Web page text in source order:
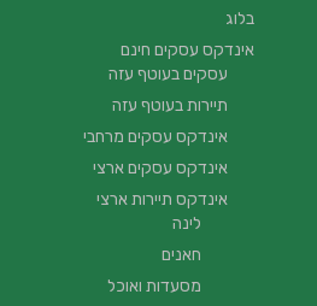
בלוג
אינדקס עסקים חינם
עסקים בעוטף עזה
תיירות בעוטף עזה
אינדקס עסקים מרחבי
אינדקס עסקים ארצי
אינדקס תיירות ארצי
לינה
חאנים
מסעדות ואוכל